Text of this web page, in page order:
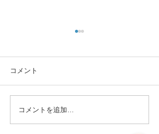
令和８年度「一般社団法
人西日本料理学校協会」
コメント
コメントを追加…